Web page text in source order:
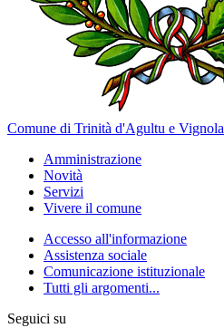
Comune di Trinità d'Agultu e Vignola
Amministrazione
Novità
Servizi
Vivere il comune
Accesso all'informazione
Assistenza sociale
Comunicazione istituzionale
Tutti gli argomenti...
Seguici su